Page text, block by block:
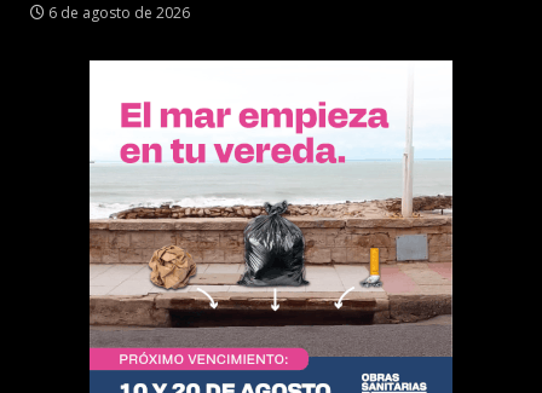
6 de agosto de 2026